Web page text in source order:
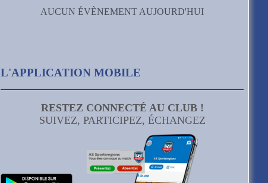
AUCUN ÉVÈNEMENT AUJOURD'HUI
L'APPLICATION MOBILE
RESTEZ CONNECTÉ AU CLUB !
SUIVEZ, PARTICIPEZ, ÉCHANGEZ